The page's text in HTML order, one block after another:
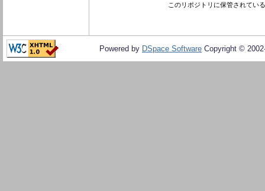
このリポジトリに保管されてい
Powered by DSpace Software Copyright ©